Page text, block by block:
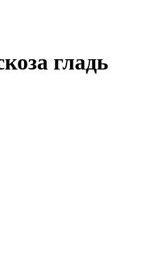
гладь